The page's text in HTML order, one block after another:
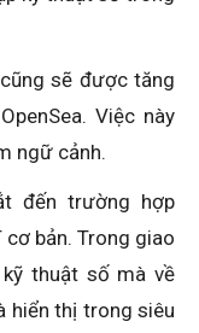
sẽ được tăng
Việc này
ngữ cảnh.
đến trường hợp
bản. Trong giao
thuật số mà về
hiển thị trong siêu